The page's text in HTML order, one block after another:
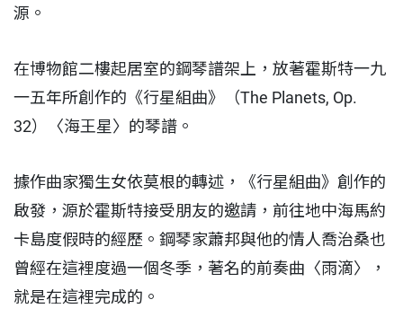
源。
在博物館二樓起居室的鋼琴譜架上，放著霍斯特一九
一五年所創作的《行星組曲》（The Planets, Op.
32）〈海王星〉的琴譜。
據作曲家獨生女依莫根的轉述，《行星組曲》創作的
啟發，源於霍斯特接受朋友的邀請，前往地中海馬約
卡島度假時的經歷。鋼琴家蕭邦與他的情人喬治桑也
曾經在這裡度過一個冬季，著名的前奏曲〈雨滴〉，
就是在這裡完成的。